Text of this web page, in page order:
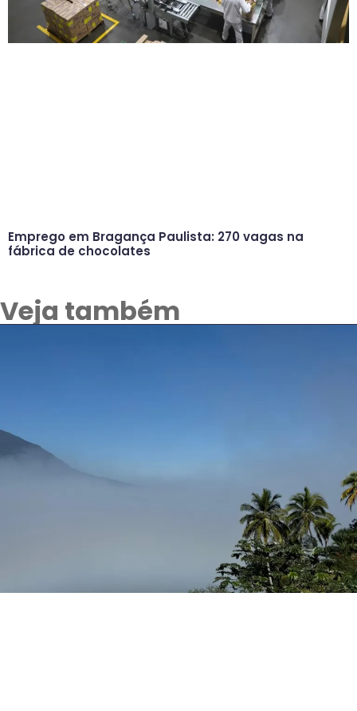
Emprego em Bragança Paulista: 270 vagas na
fábrica de chocolates
Veja também